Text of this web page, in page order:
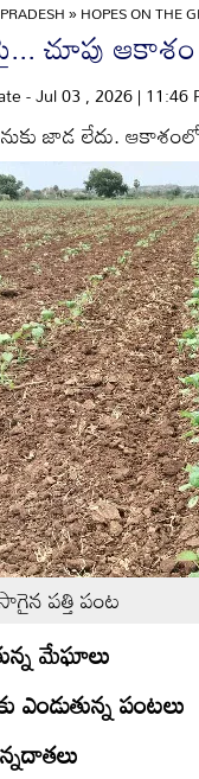
»HOPES ON THE
చూపు ఆకాశం
- Jul 03 , 2026 | 11:46
జాడ లేదు.
పత్తి పంట
మేఘాలు
ఎండుతున్న పంటలు